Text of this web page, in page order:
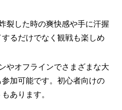
裂した時の爽快感や手に汗握
るだけでなく観戦も楽しめ
やオフラインでさまざまな大
加可能です。初心者向けの
あります。